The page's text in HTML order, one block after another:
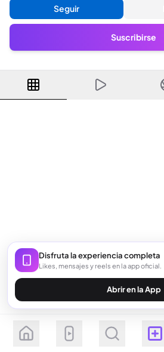
Seguir
Suscribirse
Seguir
Disfruta la experiencia completa
Likes, mensajes y reels en la app oficial.
Abrir en la App